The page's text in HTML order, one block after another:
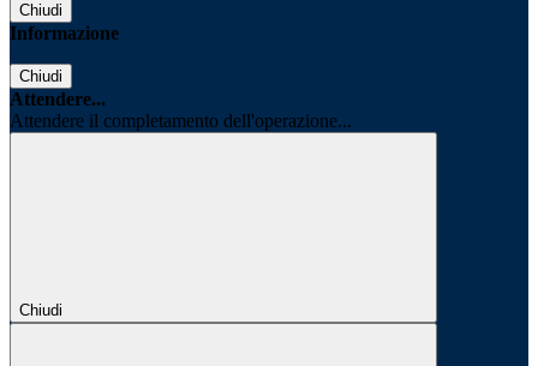
Chiudi
Informazione
Chiudi
Attendere...
Attendere il completamento dell'operazione...
Chiudi